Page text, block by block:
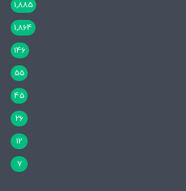
1,885
1,864
146
55
45
26
12
7